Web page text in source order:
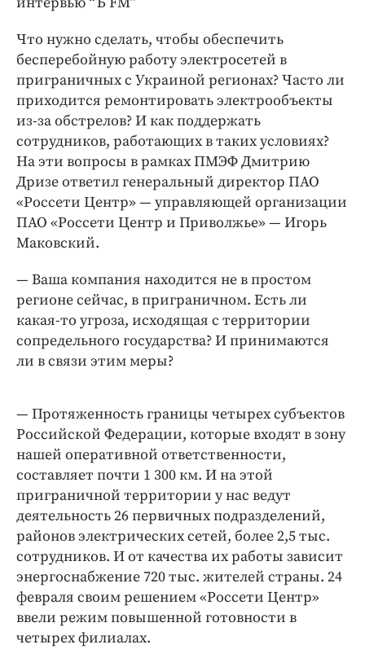
ПРОЕКТЫ
Блоги
Издания
Медиаперсона
Интересное чтиво
Клиника года
Бренд года
Работодатель года
Что нужно сделать, чтобы обеспечить
бесперебойную работу электросетей в
приграничных с Украиной регионах? Часто ли
приходится ремонтировать электрообъекты
из-за обстрелов? И как поддержать
сотрудников, работающих в таких условиях?
На эти вопросы в рамках ПМЭФ Дмитрию
Дризе ответил генеральный директор ПАО
«Россети Центр» — управляющей организации
ПАО «Россети Центр и Приволжье» — Игорь
Маковский.
— Ваша компания находится не в простом
регионе сейчас, в приграничном. Есть ли
какая-то угроза, исходящая с территории
сопредельного государства? И принимаются
ли в связи этим меры?
— Протяженность границы четырех субъектов
Российской Федерации, которые входят в зону
нашей оперативной ответственности,
составляет почти 1 300 км. И на этой
приграничной территории у нас ведут
деятельность 26 первичных подразделений,
районов электрических сетей, более 2,5 тыс.
сотрудников. И от качества их работы зависит
энергоснабжение 720 тыс. жителей страны. 24
февраля своим решением «Россети Центр»
ввели режим повышенной готовности в
четырех филиалах.